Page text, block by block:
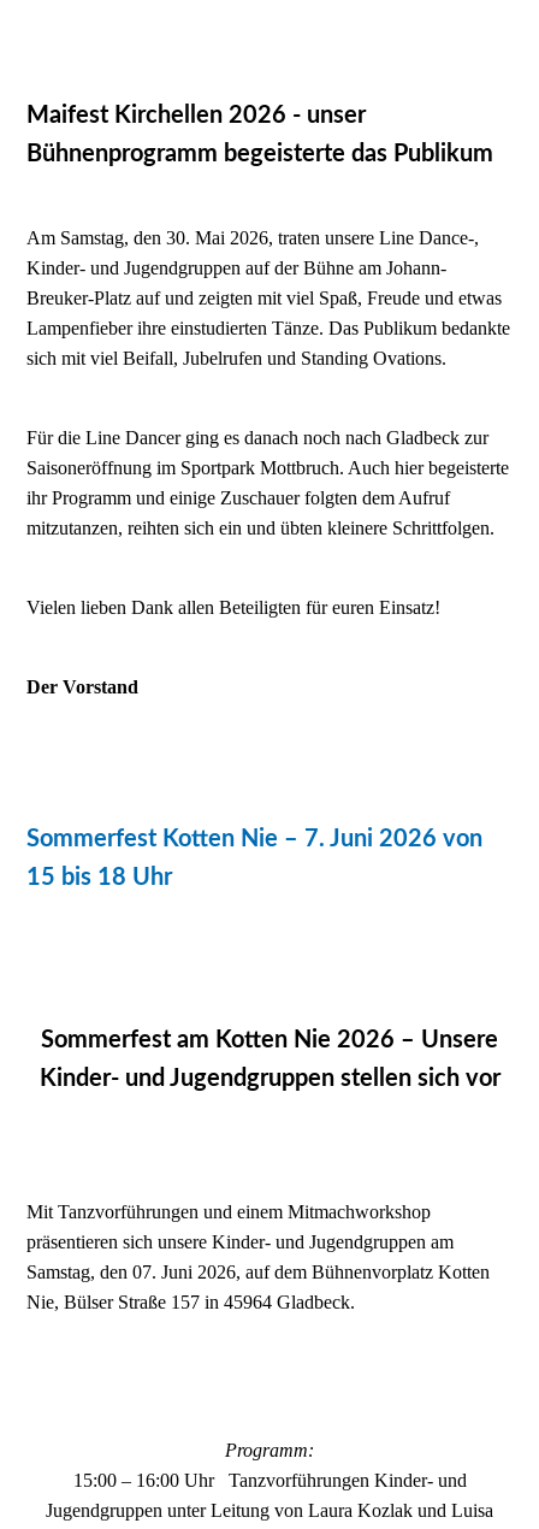
Maifest Kirchellen 2026 - unser
Bühnenprogramm begeisterte das Publikum
Am Samstag, den 30. Mai 2026, traten unsere Line Dance-,
Kinder- und Jugendgruppen auf der Bühne am Johann-
Breuker-Platz auf und zeigten mit viel Spaß, Freude und etwas
Lampenfieber ihre einstudierten Tänze. Das Publikum bedankte
sich mit viel Beifall, Jubelrufen und Standing Ovations.
Für die Line Dancer ging es danach noch nach Gladbeck zur
Saisoneröffnung im Sportpark Mottbruch. Auch hier begeisterte
ihr Programm und einige Zuschauer folgten dem Aufruf
mitzutanzen, reihten sich ein und übten kleinere Schrittfolgen.
Vielen lieben Dank allen Beteiligten für euren Einsatz!
Der Vorstand
Sommerfest Kotten Nie – 7. Juni 2026 von
15 bis 18 Uhr
Sommerfest am Kotten Nie 2026 – Unsere
Kinder- und Jugendgruppen stellen sich vor
Mit Tanzvorführungen und einem Mitmachworkshop
präsentieren sich unsere Kinder- und Jugendgruppen am
Samstag, den 07. Juni 2026, auf dem Bühnenvorplatz Kotten
Nie, Bülser Straße 157 in 45964 Gladbeck.
Programm:
15:00 – 16:00 Uhr Tanzvorführungen Kinder- und
Jugendgruppen unter Leitung von Laura Kozlak und Luisa